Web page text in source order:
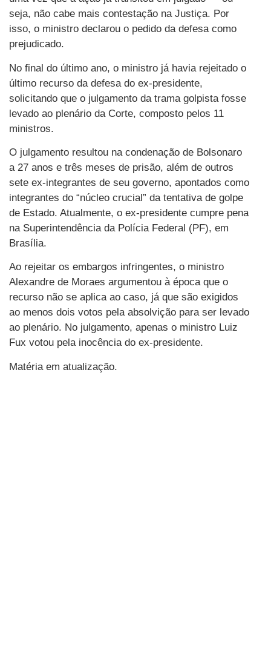
seja, não cabe mais contestação na Justiça. Por
isso, o ministro declarou o pedido da defesa como
prejudicado.
No final do último ano, o ministro já havia rejeitado o
último recurso da defesa do ex-presidente,
solicitando que o julgamento da trama golpista fosse
levado ao plenário da Corte, composto pelos 11
ministros.
O julgamento resultou na condenação de Bolsonaro
a 27 anos e três meses de prisão, além de outros
sete ex-integrantes de seu governo, apontados como
integrantes do “núcleo crucial” da tentativa de golpe
de Estado. Atualmente, o ex-presidente cumpre pena
na Superintendência da Polícia Federal (PF), em
Brasília.
Ao rejeitar os embargos infringentes, o ministro
Alexandre de Moraes argumentou à época que o
recurso não se aplica ao caso, já que são exigidos
ao menos dois votos pela absolvição para ser levado
ao plenário. No julgamento, apenas o ministro Luiz
Fux votou pela inocência do ex-presidente.
Matéria em atualização.